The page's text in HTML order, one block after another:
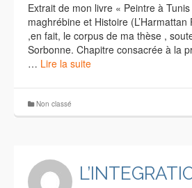
Extrait de mon livre « Peintre à
maghrébine et Histoire
,en fait, le corpus de ma thèse ,
Sorbonne. Chapitre consacrée à la
… Lire la suite
Non classé